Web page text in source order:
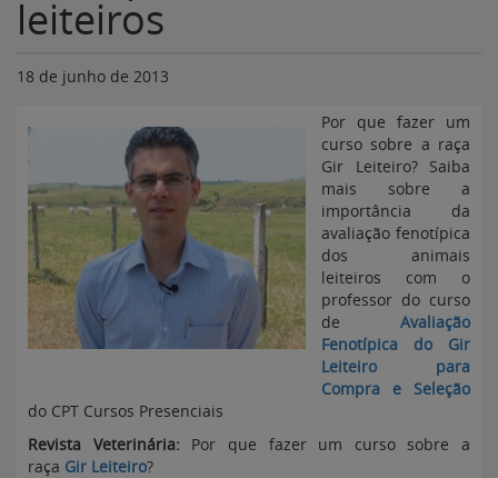
leiteiros
18 de junho de 2013
Por que fazer um
curso sobre a raça
Gir Leiteiro? Saiba
mais sobre a
importância da
avaliação fenotípica
dos animais
leiteiros com o
professor do curso
de Avaliação
Fenotípica do Gir
Leiteiro para
Compra e Seleção
do CPT Cursos Presenciais
Revista Veterinária:
Por que fazer um curso sobre a
raça Gir Leiteiro?